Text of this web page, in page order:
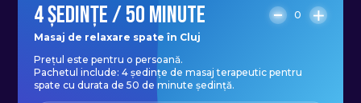
4 ȘEDINȚE / 50 MINUTE
0
Masaj de relaxare spate în Cluj
Prețul este pentru o persoană.
Pachetul include: 4 ședințe de masaj terapeutic pentru
spate cu durata de 50 de minute ședință.